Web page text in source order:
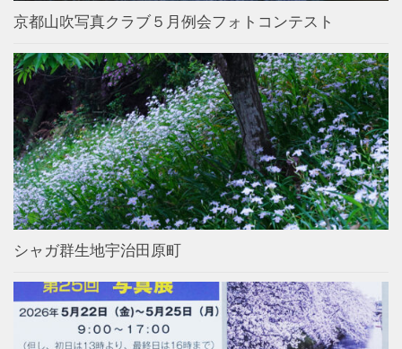
京都山吹写真クラブ５月例会フォトコンテスト
シャガ群生地宇治田原町